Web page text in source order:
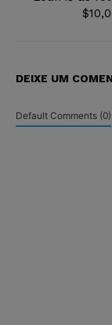
DEIXE UM
Default Comments (0)